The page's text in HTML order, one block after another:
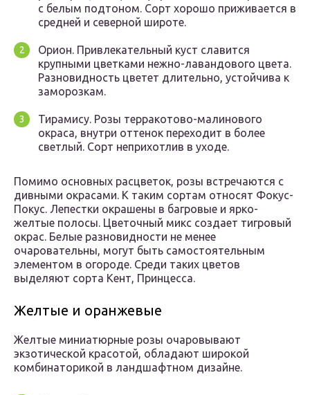
с белым подтоном. Сорт хорошо приживается в
средней и северной широте.
Орион. Привлекательный куст славится
крупными цветками нежно-лавандового цвета.
Разновидность цветет длительно, устойчива к
заморозкам.
Тирамису. Розы терракотово-малинового
окраса, внутри оттенок переходит в более
светлый. Сорт неприхотлив в уходе.
Помимо основных расцветок, розы встречаются с
дивными окрасами. К таким сортам относят Фокус-
Покус. Лепестки окрашены в багровые и ярко-
желтые полосы. Цветочный микс создает тигровый
окрас. Белые разновидности не менее
очаровательны, могут быть самостоятельным
элементом в огороде. Среди таких цветов
выделяют сорта Кент, Принцесса.
Желтые и оранжевые
Желтые миниатюрные розы очаровывают
экзотической красотой, обладают широкой
комбинаторикой в ландшафтном дизайне.